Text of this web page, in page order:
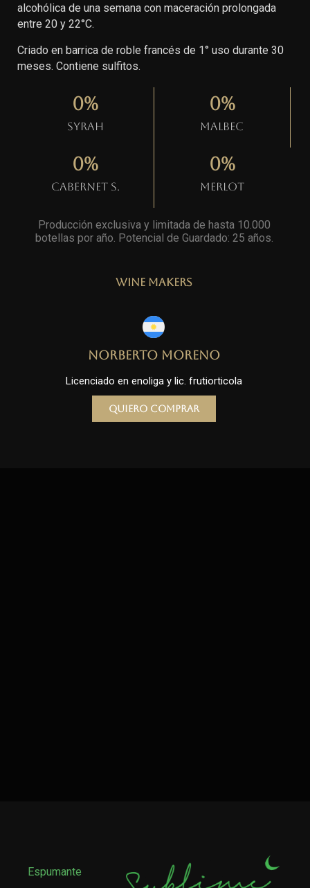
alcohólica de una semana con maceración prolongada
entre 20 y 22°C.
Criado en barrica de roble francés de 1° uso durante 30
meses. Contiene sulfitos.
Syrah
0%
Malbec
0%
Cabernet S.
0%
Merlot
0%
Producción exclusiva y limitada de hasta 10.000
botellas por año. Potencial de Guardado: 25 años.
Wine Makers
Norberto Moreno
Licenciado en enoliga y lic. frutiorticola
Quiero comprar
Espumante